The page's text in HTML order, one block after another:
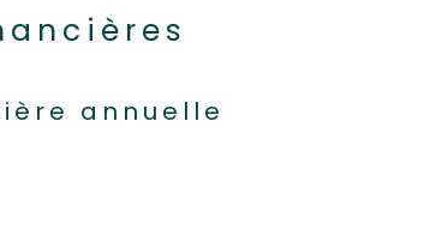
Valeursannuelle